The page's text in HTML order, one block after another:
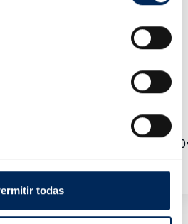
todas
2 Colonnes 4 Tonnes En Arc